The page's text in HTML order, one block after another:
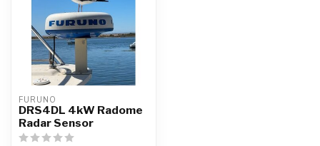
FURUNO
DRS4DL 4kW Radome
Radar Sensor